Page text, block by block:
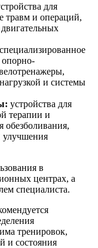
для
травм и операций,
специализированное
опорно-
и системы
устройства для
терапии и
обезболивания,
улучшения
в
центрах, а
специалиста.
тренировок,
и состояния